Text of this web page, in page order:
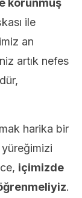
korunmuş
ile
an
artık nefes
harika bir
içimizde
.